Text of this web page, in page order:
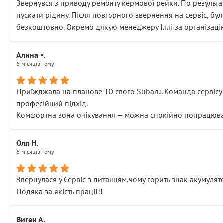
Звернувся з приводу ремонту кермової рейки. По
пускати рідину. Після повторного звернення на сервіс,
безкоштовно. Окремо дякую менеджеру Іллі за
Алина •.
6 місяців тому
Приїжджала на планове ТО свого Subaru. Команда сервісу
професійний підхід.
Комфортна зона очікування — можна спокійно
Оля Н.
6 місяців тому
Звернулася у Сервіс з питанням,чому горить знак
Подяка за якість праці!!!
Виген А.